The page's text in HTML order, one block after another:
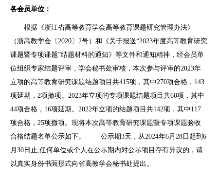
各会员单位：
根据《浙江省高等教育学会高等教育课题研究管理办法》
（浙高教学会〔 2020〕 2号）和《关于报送“2023年度高等教育研究
课题暨专项课题”结题材料的通知》等文件和通知精神，经会员单
位组织专家结题评审，学会秘书处审核，本次参与评审的2023年
立项的高等教育研究课题结题项目共415项，其中270项合格， 143
项延期， 2项撤项。 2023年立项的专项课题结题项目共60项，其中
44项合格， 16项延期。 2022年立项的结题项目共142项，其中117
项合格， 25项撤项。现将本次高等教育研究课题暨专项课题验收
合格结题名单公示如下。公示期3天，从 2024年6 月 28日起到6
月30日止 ,任何单位或个人在公示期内对公示项目存有异议的，请
以真实身份书面形式向省高教学会秘书处提出。